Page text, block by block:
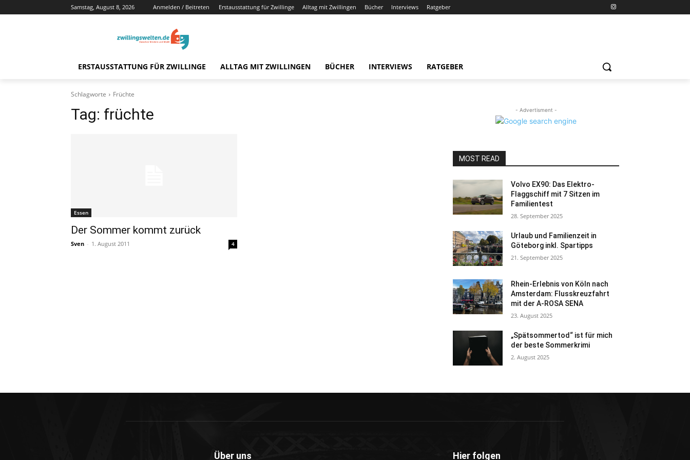
Samstag, August 8, 2026 Anmelden / Beitreten Erstausstattung für Zwillinge Alltag mit Zwillingen Bücher Interviews Ratgeber
ERSTAUSSTATTUNG FÜR ZWILLINGE ALLTAG MIT ZWILLINGEN BÜCHER INTERVIEWS RATGEBER
Schlagworte Früchte
Tag: früchte
Essen
Der Sommer kommt zurück
Sven - 1. August 2011 4
- Advertisment -
MOST READ
Volvo EX90: Das Elektro-
Flaggschiff mit 7 Sitzen im
Familientest
28. September 2025
Urlaub und Familienzeit in
Göteborg inkl. Spartipps
21. September 2025
Rhein-Erlebnis von Köln nach
Amsterdam: Flusskreuzfahrt
mit der A-ROSA SENA
23. August 2025
„Spätsommertod“ ist für mich
der beste Sommerkrimi
2. August 2025
Über uns Hier folgen